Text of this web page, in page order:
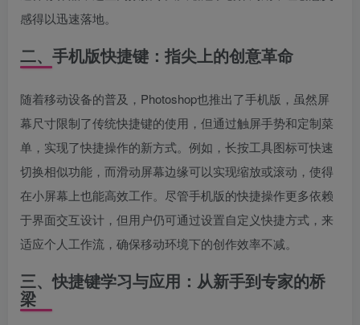
感得以迅速落地。
二、手机版快捷键：指尖上的创意革命
随着移动设备的普及，Photoshop也推出了手机版，虽然屏
幕尺寸限制了传统快捷键的使用，但通过触屏手势和定制菜
单，实现了快捷操作的新方式。例如，长按工具图标可快速
切换相似功能，而滑动屏幕边缘可以实现缩放或滚动，使得
在小屏幕上也能高效工作。尽管手机版的快捷操作更多依赖
于界面交互设计，但用户仍可通过设置自定义快捷方式，来
适应个人工作流，确保移动环境下的创作效率不减。
三、快捷键学习与应用：从新手到专家的桥
梁